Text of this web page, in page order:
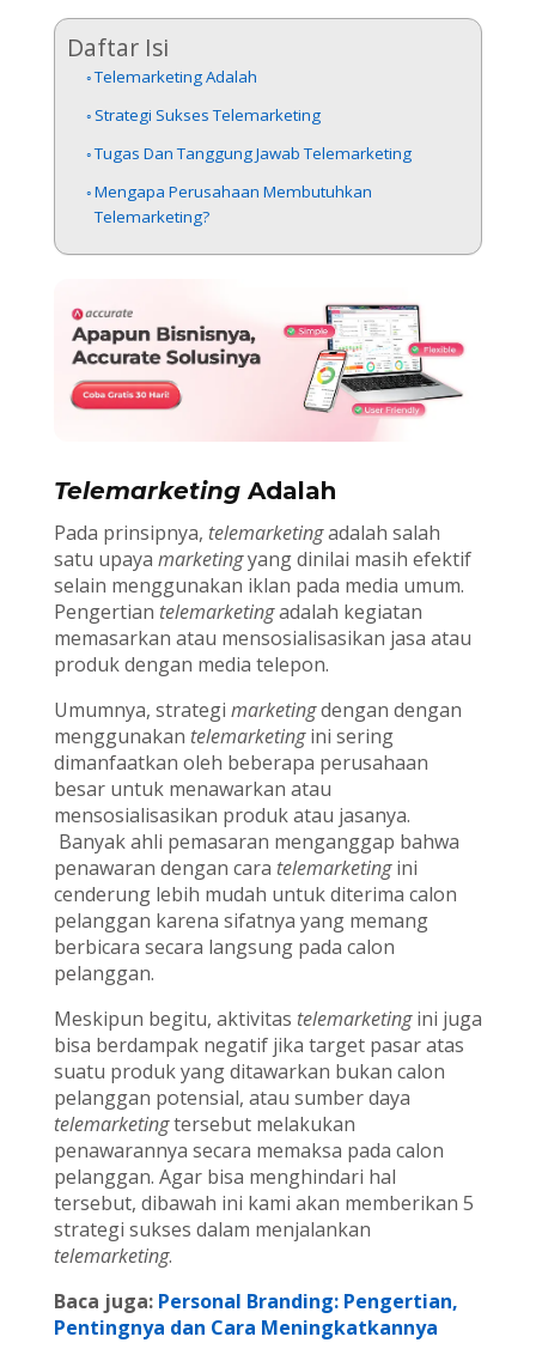
Daftar Isi
Telemarketing Adalah
Strategi Sukses Telemarketing
Tugas Dan Tanggung Jawab Telemarketing
Mengapa Perusahaan Membutuhkan
Telemarketing?
TelemarketingAdalah
Pada prinsipnya, telemarketingadalah salah
satu upaya marketingyang dinilai masih efektif
selain menggunakan iklan pada media umum.
Pengertian telemarketingadalah kegiatan
memasarkan atau mensosialisasikan jasa atau
produk dengan media telepon.
Umumnya, strategi marketingdengan dengan
menggunakan telemarketingini sering
dimanfaatkan oleh beberapa perusahaan
besar untuk menawarkan atau
mensosialisasikan produk atau jasanya.
Banyak ahli pemasaran menganggap bahwa
penawaran dengan cara telemarketingini
cenderung lebih mudah untuk diterima calon
pelanggan karena sifatnya yang memang
berbicara secara langsung pada calon
pelanggan.
Meskipun begitu, aktivitas telemarketingini juga
bisa berdampak negatif jika target pasar atas
suatu produk yang ditawarkan bukan calon
pelanggan potensial, atau sumber daya
telemarketingtersebut melakukan
penawarannya secara memaksa pada calon
pelanggan. Agar bisa menghindari hal
tersebut, dibawah ini kami akan memberikan 5
strategi sukses dalam menjalankan
telemarketing.
Baca juga: Personal Branding: Pengertian,
Pentingnya dan Cara Meningkatkannya